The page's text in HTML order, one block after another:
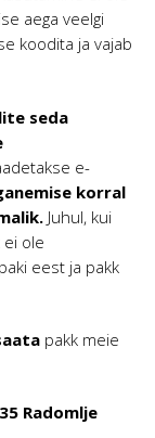
aega veelgi
koodita ja vajab
seda
e-
korral
Juhul, kui
ole
eest ja pakk
pakk meie
Radomlje